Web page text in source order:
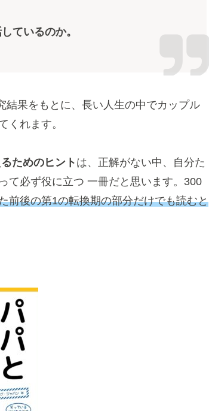
ているのか。
結果をもとに、長い人生の中でカップル
くれます。
ためのヒント は、正解がない中、自分た
て必ず役に立つ 一冊だと思います。300
前後の第1の転換期の部分だけでも読むと